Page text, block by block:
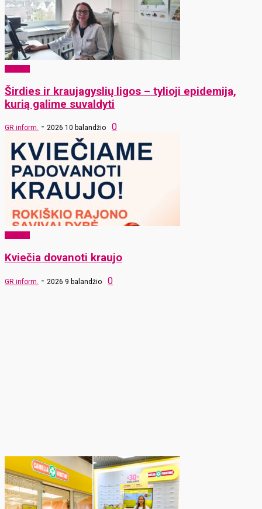
Širdies ir kraujagyslių ligos – tylioji epidemija,
kurią galime suvaldyti
GR inform. - 2026 10 balandžio 0
Kviečia dovanoti kraujo
GR inform. - 2026 9 balandžio 0